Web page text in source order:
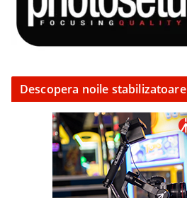
Descopera noile stabilizatoare